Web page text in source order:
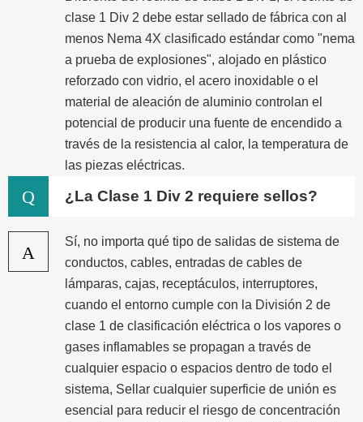
clase 1 Div 2 debe estar sellado de fábrica con al
menos Nema 4X clasificado estándar como "nema
a prueba de explosiones", alojado en plástico
reforzado con vidrio, el acero inoxidable o el
material de aleación de aluminio controlan el
potencial de producir una fuente de encendido a
través de la resistencia al calor, la temperatura de
las piezas eléctricas.
Q ¿La Clase 1 Div 2 requiere sellos?
A
Sí, no importa qué tipo de salidas de sistema de
conductos, cables, entradas de cables de
lámparas, cajas, receptáculos, interruptores,
cuando el entorno cumple con la División 2 de
clase 1 de clasificación eléctrica o los vapores o
gases inflamables se propagan a través de
cualquier espacio o espacios dentro de todo el
sistema, Sellar cualquier superficie de unión es
esencial para reducir el riesgo de concentración